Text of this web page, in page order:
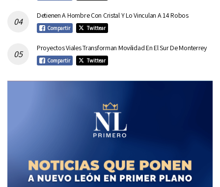
Detienen A Hombre Con Cristal Y Lo Vinculan A 14 Robos
Compartir Twittear
Proyectos Viales Transforman Movilidad En El Sur De Monterrey
Compartir Twittear